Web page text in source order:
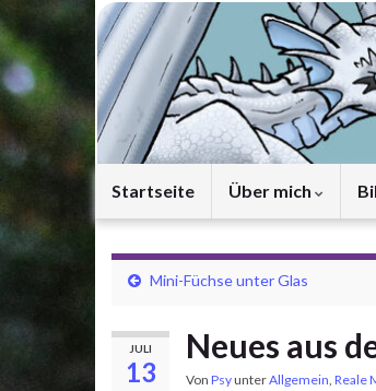
Startseite Über mich
Mini-Füchse unter Glas
JULI
13
Neues aus
Von PsyunterAllgemein, Reale